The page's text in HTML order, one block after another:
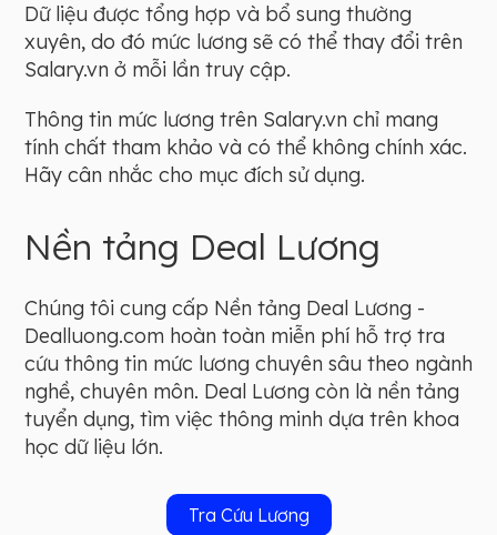
Dữ liệu được tổng hợp và bổ sung thường
xuyên, do đó mức lương sẽ có thể thay đổi trên
Salary.vn ở mỗi lần truy cập.
Thông tin mức lương trên Salary.vn chỉ mang
tính chất tham khảo và có thể không chính xác.
Hãy cân nhắc cho mục đích sử dụng.
Nền tảng Deal Lương
Chúng tôi cung cấp Nền tảng Deal Lương -
Dealluong.com hoàn toàn miễn phí hỗ trợ tra
cứu thông tin mức lương chuyên sâu theo ngành
nghề, chuyên môn. Deal Lương còn là nền tảng
tuyển dụng, tìm việc thông minh dựa trên khoa
học dữ liệu lớn.
Tra Cứu Lương